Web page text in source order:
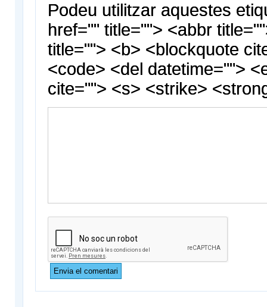
Podeu utilitzar aquestes
href="" title=""> <abbr
title=""> <b> <blockquote
<code> <del datetime="">
cite=""> <s> <strike>